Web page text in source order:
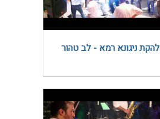
להקת ניגונא רמא - לב טהור